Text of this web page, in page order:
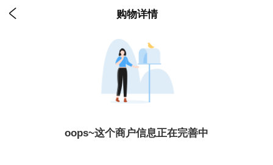
 购物详情
oops~这个商户信息正在完善中